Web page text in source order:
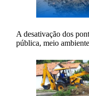
A desativação dos
pública, meio